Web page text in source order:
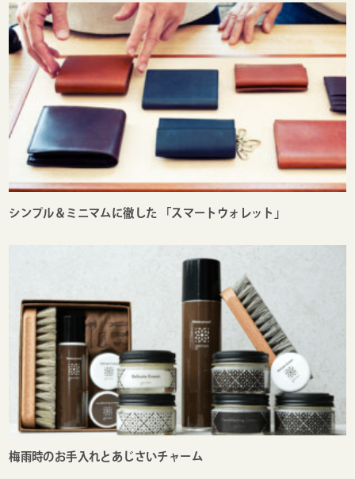
シンプル＆ミニマムに徹した 「スマートウォレット」
梅雨時のお手入れとあじさいチャーム